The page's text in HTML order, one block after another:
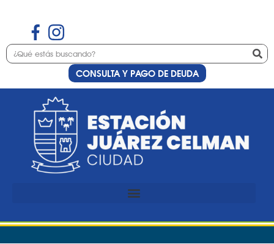
CONSULTA Y PAGO DE DEUDA